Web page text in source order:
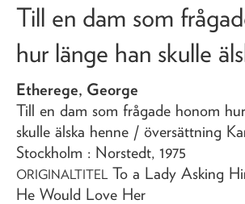
Till en dam som
hur länge han skulle
Etherege, George
Till en dam som frågade honom
skulle älska henne / översättning
Stockholm : Norstedt, 1975
ORIGINALTITEL To a Lady Asking
He Would Love Her